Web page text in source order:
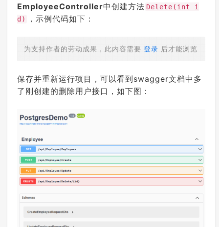
EmployeeController中创建方法 Delete(int i
d)
，示例代码如下：
为支持作者的劳动成果，此内容需要 登录 后才能浏览
保存并重新运行项目，可以看到swagger文档中多
了刚创建的删除用户接口，如下图：